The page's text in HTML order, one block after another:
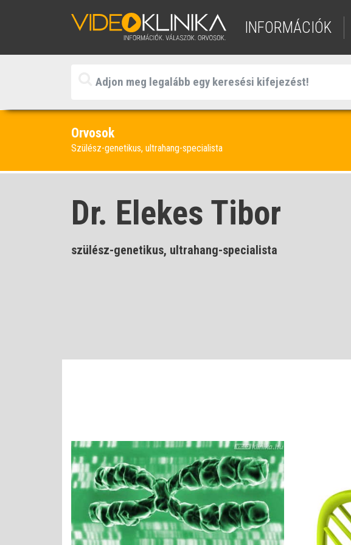
INFORMÁCIÓK
Orvosok
Szülész-genetikus, ultrahang-specialista
Dr. Elekes Tibor
szülész-genetikus, ultrahang-specialista